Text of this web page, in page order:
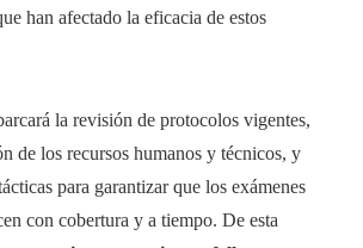
han afectado la eficacia de estos
la revisión de protocolos vigentes,
de los recursos humanos y técnicos, y
para garantizar que los exámenes
con cobertura y a tiempo. De esta